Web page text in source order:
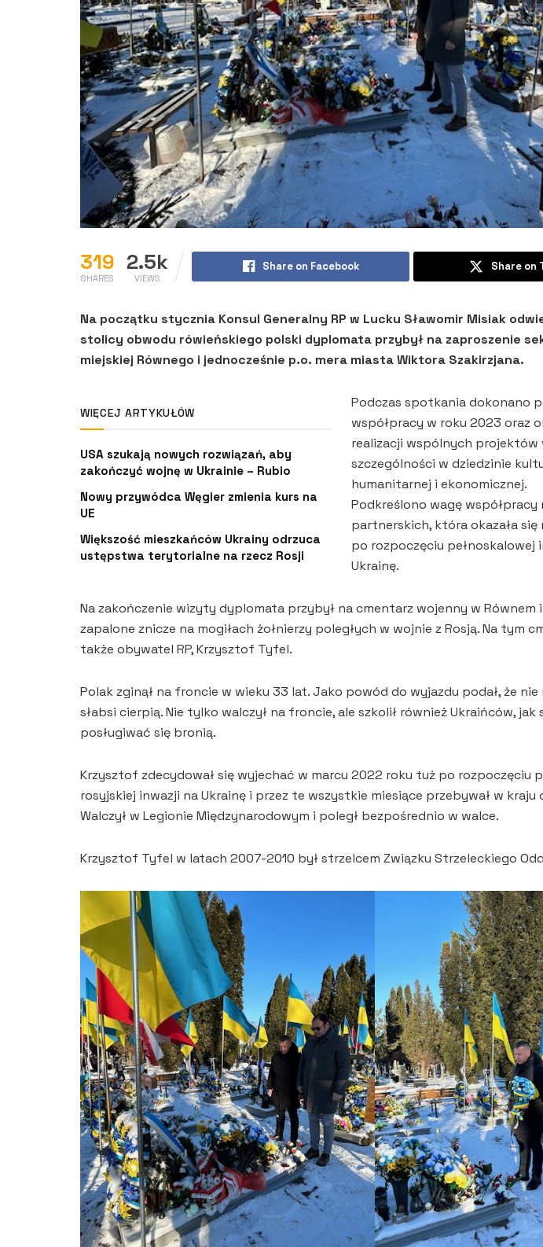
319
SHARES
2.5k
VIEWS
Share on Facebook Share on
Na początku stycznia Konsul Generalny RP w Lucku Sławomir Misiak
stolicy obwodu rówieńskiego polski dyplomata przybył na zaproszenie
miejskiej Równego i jednocześnie p.o. mera miasta Wiktora Szakirzjana.
WIĘCEJ ARTYKUŁÓW
USA szukają nowych rozwiązań, aby
zakończyć wojnę w Ukrainie – Rubio
Nowy przywódca Węgier zmienia kurs na
UE
Większość mieszkańców Ukrainy odrzuca
ustępstwa terytorialne na rzecz Rosji
Podczas spotkania dokonano
współpracy w roku 2023 oraz
realizacji wspólnych projektów
szczególności w dziedzinie
humanitarnej i ekonomicznej.
Podkreślono wagę współpracy
partnerskich, która okazała
po rozpoczęciu pełnoskalowej
Ukrainę.
Na zakończenie wizyty dyplomata przybył na cmentarz wojenny w Równem i
zapalone znicze na mogiłach żołnierzy poległych w wojnie z Rosją. Na tym
także obywatel RP, Krzysztof Tyfel.
Polak zginął na froncie w wieku 33 lat. Jako powód do wyjazdu podał, że nie
słabsi cierpią. Nie tylko walczył na froncie, ale szkolił również Ukraińców, jak
posługiwać się bronią.
Krzysztof zdecydował się wyjechać w marcu 2022 roku tuż po rozpoczęciu
rosyjskiej inwazji na Ukrainę i przez te wszystkie miesiące przebywał w
Walczył w Legionie Międzynarodowym i poległ bezpośrednio w walce.
Krzysztof Tyfel w latach 2007-2010 był strzelcem Związku Strzeleckiego